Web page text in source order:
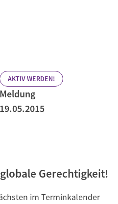
AKTIV WERDEN!
Meldung
19.05.2015
Gerechtigkeit!
im Terminkalender